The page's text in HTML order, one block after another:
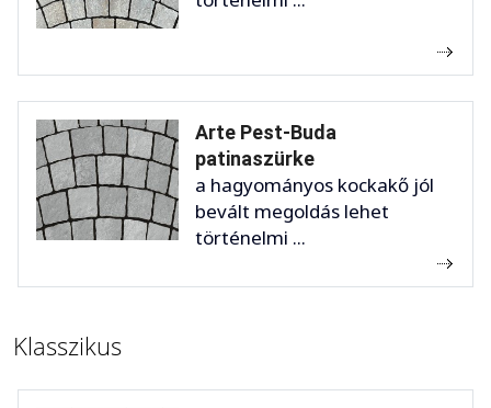
Arte Pest-Buda
patinaszürke
a hagyományos kockakő jól
bevált megoldás lehet
történelmi ...
Klasszikus